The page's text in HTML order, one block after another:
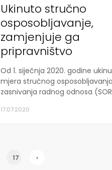
Ukinuto stručno
osposobljavanje,
zamjenjuje ga
pripravništvo
Od 1. siječnja 2020. godine
mjera stručnog
zasnivanja radnog odnosa
17.07.2020
17 ›